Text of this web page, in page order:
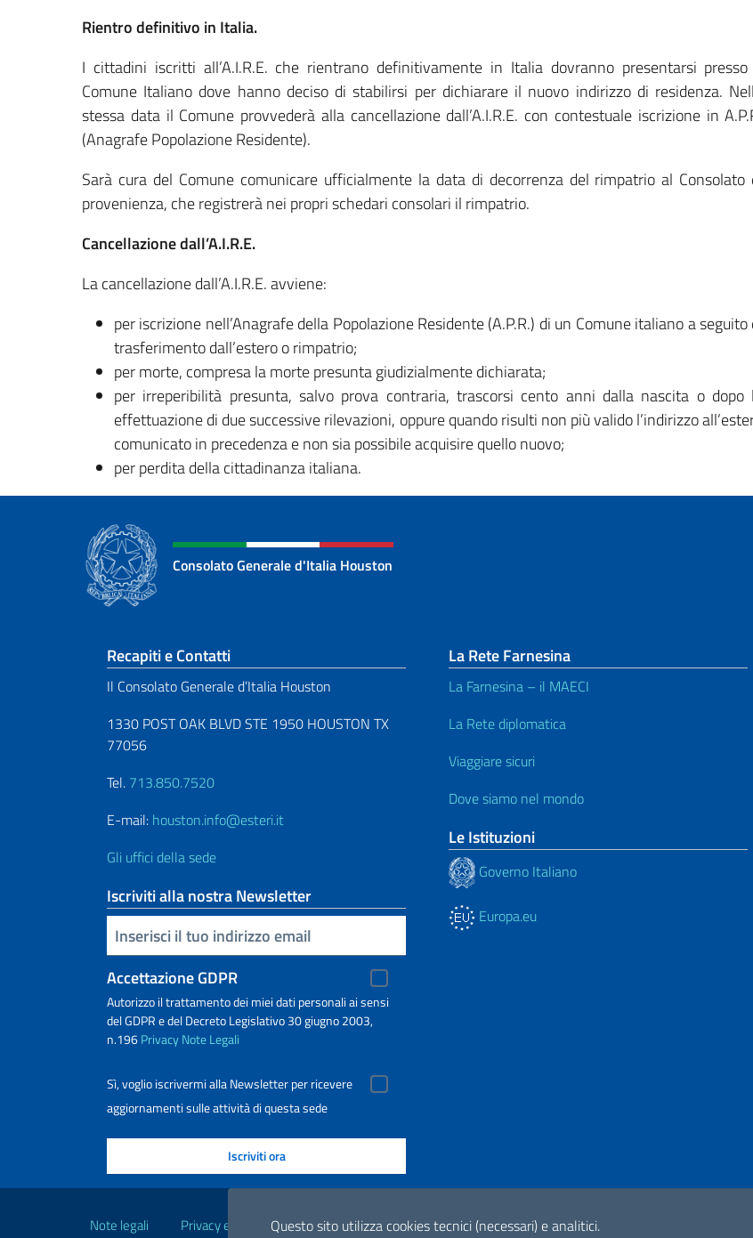
Questo sito utilizza cookies tecnici (necessari) e analitici.
Rientro definitivo in Italia.
I cittadini iscritti all’A.I.R.E. che rientrano definitivamente in Italia dovranno presentarsi
Comune Italiano dove hanno deciso di stabilirsi per dichiarare il nuovo indirizzo di residenza.
stessa data il Comune provvederà alla cancellazione dall’A.I.R.E. con contestuale iscrizione in
(Anagrafe Popolazione Residente).
Sarà cura del Comune comunicare ufficialmente la data di decorrenza del rimpatrio al Consolato
provenienza, che registrerà nei propri schedari consolari il rimpatrio.
Cancellazione dall’A.I.R.E.
La cancellazione dall’A.I.R.E. avviene:
per iscrizione nell’Anagrafe della Popolazione Residente (A.P.R.) di un Comune italiano a seguito
trasferimento dall’estero o rimpatrio;
per morte, compresa la morte presunta giudizialmente dichiarata;
per irreperibilità presunta, salvo prova contraria, trascorsi cento anni dalla nascita o dopo
effettuazione di due successive rilevazioni, oppure quando risulti non più valido l’indirizzo
comunicato in precedenza e non sia possibile acquisire quello nuovo;
per perdita della cittadinanza italiana.
Consolato Generale d'Italia Houston
Sezione footer
Recapiti e Contatti
Il Consolato Generale d’Italia Houston
1330 POST OAK BLVD STE 1950 HOUSTON TX
77056
Tel. 713.850.7520
E-mail: houston.info@esteri.it
Gli uffici della sede
Iscriviti alla nostra Newsletter
Inserisci la tua email
Accettazione GDPR
Autorizzo il trattamento dei miei dati personali ai sensi
del GDPR e del Decreto Legislativo 30 giugno 2003,
n.196PrivacyNote Legali
Sì, voglio iscrivermi alla Newsletter per ricevere
aggiornamenti sulle attività di questa sede
La Rete Farnesina
La Farnesina – il MAECI
La Rete diplomatica
Viaggiare sicuri
Dove siamo nel mondo
Le Istituzioni
Governo Italiano
Europa.eu
Note legali Privacy e cookie policy Dichiarazione di accessibilità 2026